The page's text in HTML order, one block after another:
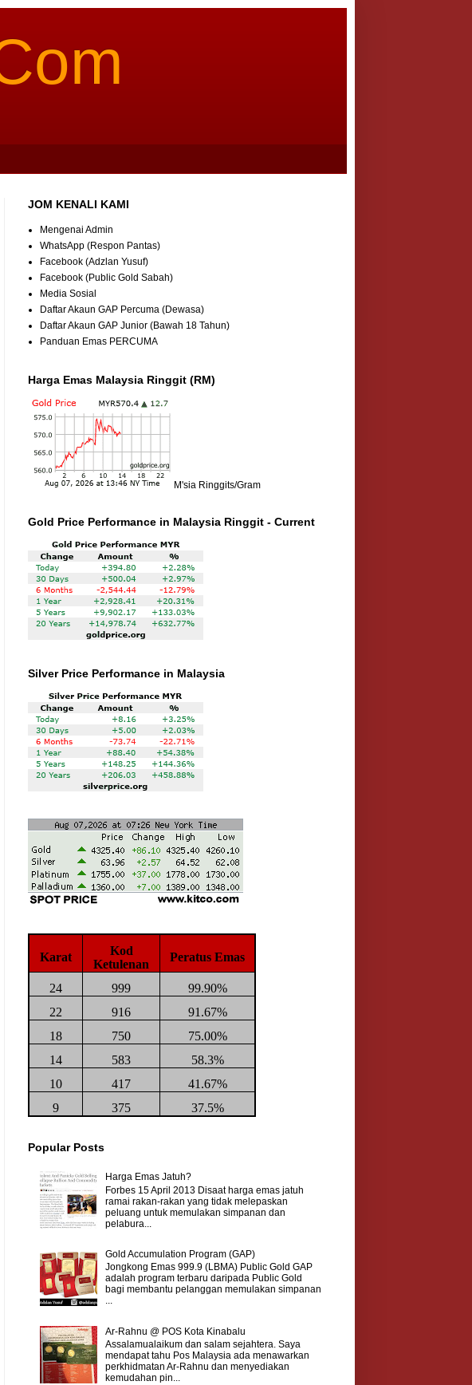
JOM KENALI KAMI
Mengenai Admin
WhatsApp (Respon Pantas)
Facebook (Adzlan Yusuf)
Facebook (Public Gold Sabah)
Media Sosial
Daftar Akaun GAP Percuma (Dewasa)
Daftar Akaun GAP Junior (Bawah 18 Tahun)
Panduan Emas PERCUMA
Harga Emas Malaysia Ringgit (RM)
M'sia Ringgits/Gram
Gold Price Performance in Malaysia Ringgit - Current
Silver Price Performance in Malaysia
Karat
Kod
Ketulenan
Peratus Emas
24 999
99.90%
22
916
91.67%
18
750
75.00%
14
583
58.3%
10
417
41.67%
9
375 37.5%
Popular Posts
Harga Emas Jatuh?
Forbes 15 April 2013 Disaat harga emas jatuh
ramai rakan-rakan yang tidak melepaskan
peluang untuk memulakan simpanan dan
pelabura...
Gold Accumulation Program (GAP)
Jongkong Emas 999.9 (LBMA) Public Gold GAP
adalah program terbaru daripada Public Gold
bagi membantu pelanggan memulakan simpanan
...
Ar-Rahnu @ POS Kota Kinabalu
Assalamualaikum dan salam sejahtera. Saya
mendapat tahu Pos Malaysia ada menawarkan
perkhidmatan Ar-Rahnu dan menyediakan
kemudahan pin...